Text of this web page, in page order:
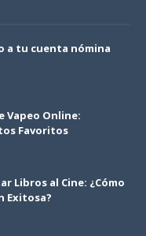
a tu cuenta nómina
Vapeo Online:
Favoritos
Libros al Cine: ¿Cómo
Exitosa?